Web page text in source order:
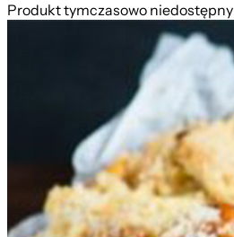
Produkt tymczasowo niedostępny